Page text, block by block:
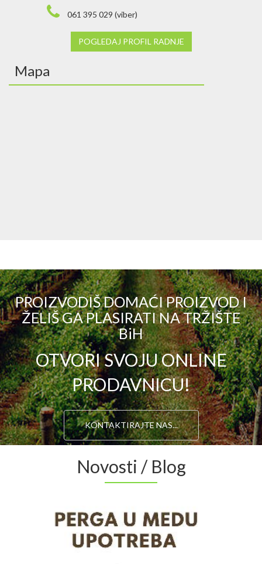
061 395 029 (viber)
POGLEDAJ PROFIL RADNJE
Mapa
PROIZVODIŠ DOMAĆI PROIZVOD I
ŽELIŠ GA PLASIRATI NA TRŽIŠTE
BiH
OTVORI SVOJU ONLINE
PRODAVNICU!
KONTAKTIRAJTE NAS...
Novosti / Blog